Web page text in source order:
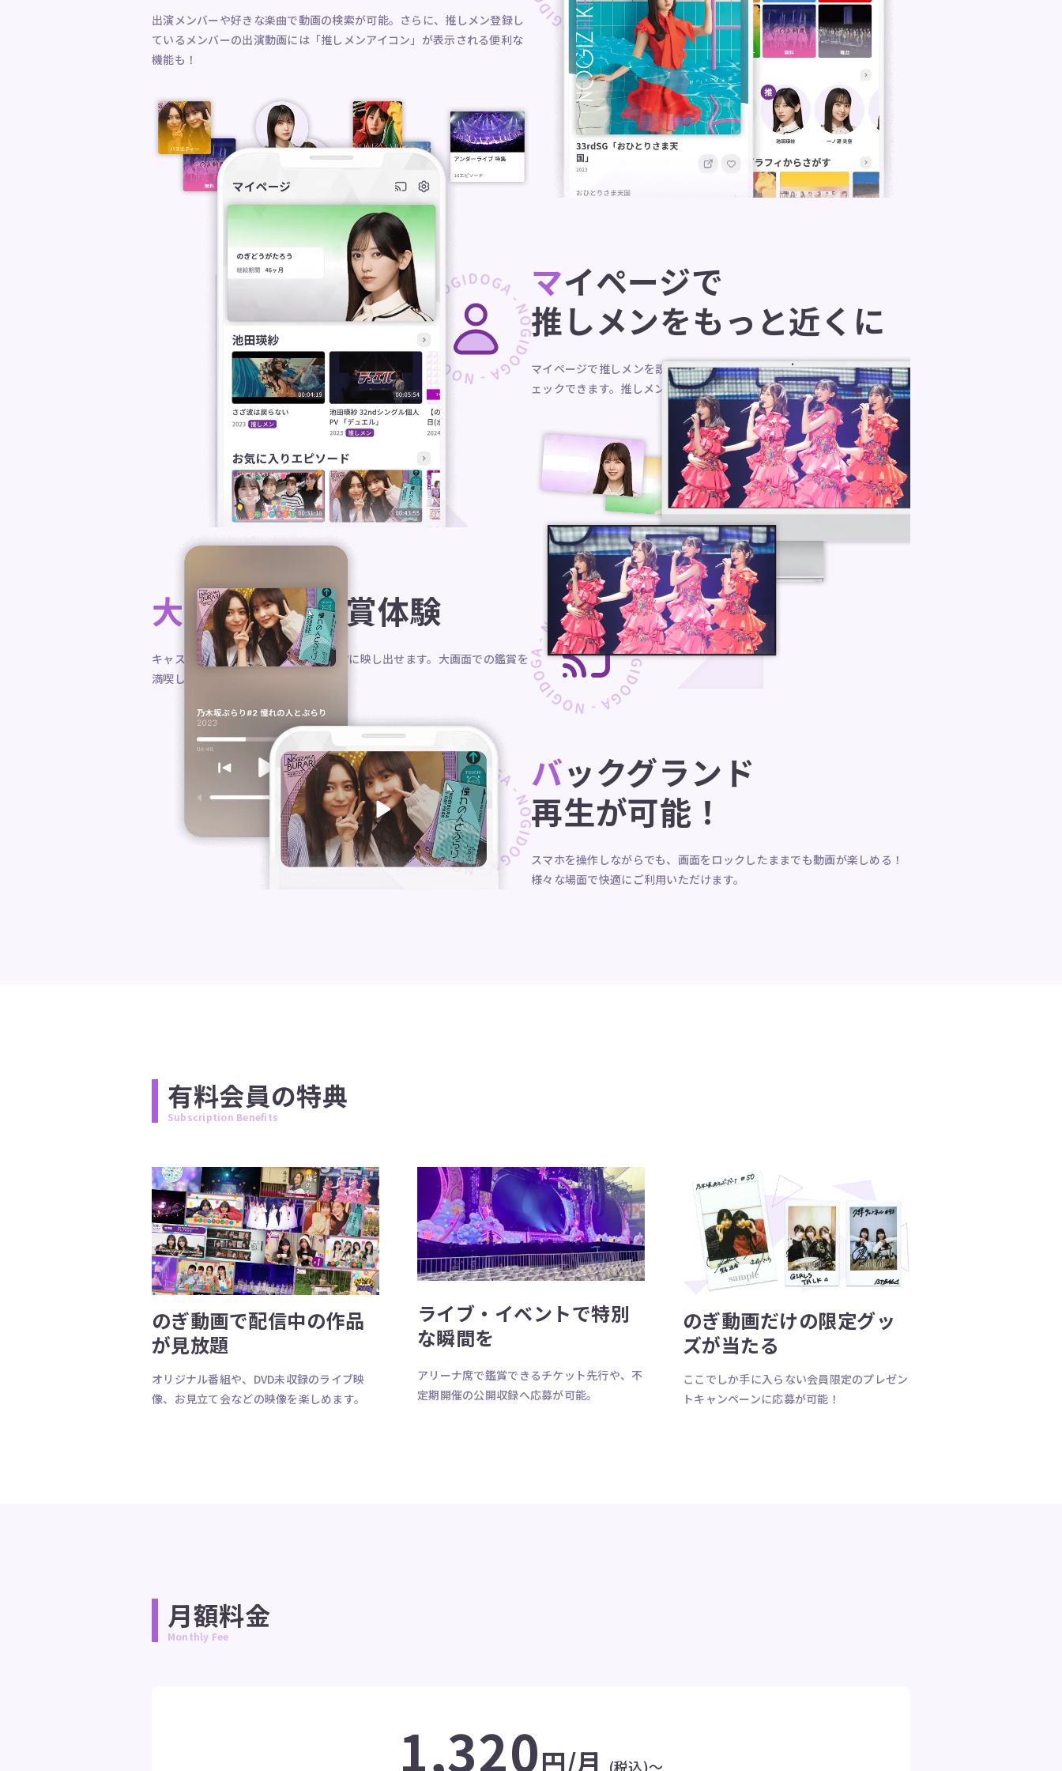
出演メンバーや好きな楽曲で動画の検索が可能。さらに、推しメン登録し
ているメンバーの出演動画には「推しメンアイコン」が表示される便利な
機能も！
マイページで
推しメンをもっと近くに
マイページで推しメンを設定すると、そのメンバーの出演動画が簡単にチ
ェックできます。推しメンのコンテンツを逃さず楽しもう！
大画面での鑑賞体験
キャスト機能を使って、動画をPCやTVに映し出せます。大画面での鑑賞を
満喫しよう！
バックグランド
再生が可能！
スマホを操作しながらでも、画面をロックしたままでも動画が楽しめる！
様々な場面で快適にご利用いただけます。
有料会員の特典
Subscription Benefits
のぎ動画で配信中の作品
が見放題
オリジナル番組や、DVD未収録のライブ映
像、お見立て会などの映像を楽しめます。
ライブ・イベントで特別
な瞬間を
アリーナ席で鑑賞できるチケット先行や、不
定期開催の公開収録へ応募が可能。
のぎ動画だけの限定グッ
ズが当たる
ここでしか手に入らない会員限定のプレゼン
トキャンペーンに応募が可能！
月額料金
Monthly Fee
1,320円/月 (税込)〜